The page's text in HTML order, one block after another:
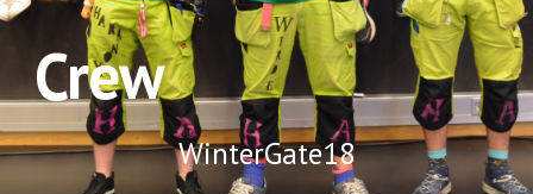
Crew
WinterGate18